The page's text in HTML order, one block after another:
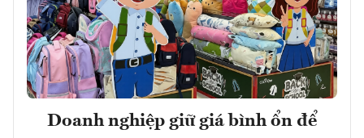
Doanh nghiệp giữ giá bình ổn để